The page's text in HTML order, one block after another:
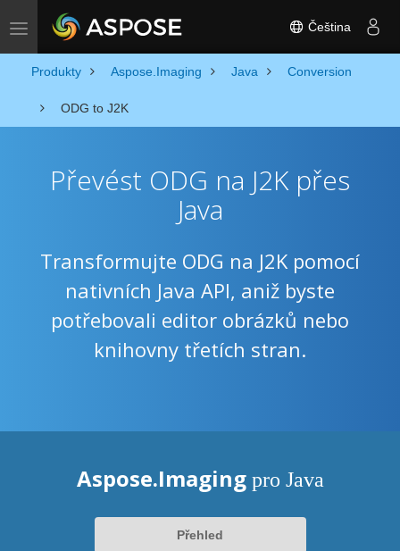
Toggle navigation Čeština
Produkty Aspose.Imaging Java Conversion
ODG to J2K
Převést ODG na J2K přes
Java
Transformujte ODG na J2K pomocí
nativních Java API, aniž byste
potřebovali editor obrázků nebo
knihovny třetích stran.
Aspose.Imaging pro Java
Přehled